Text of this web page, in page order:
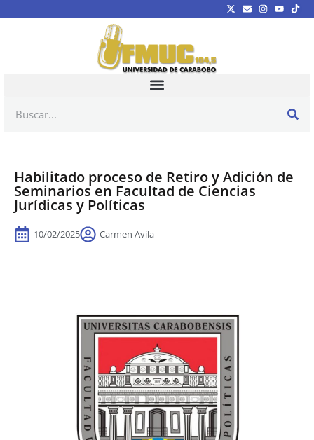
Habilitado proceso de Retiro y Adición de
Seminarios en Facultad de Ciencias
Jurídicas y Políticas
10/02/2025 Carmen Avila